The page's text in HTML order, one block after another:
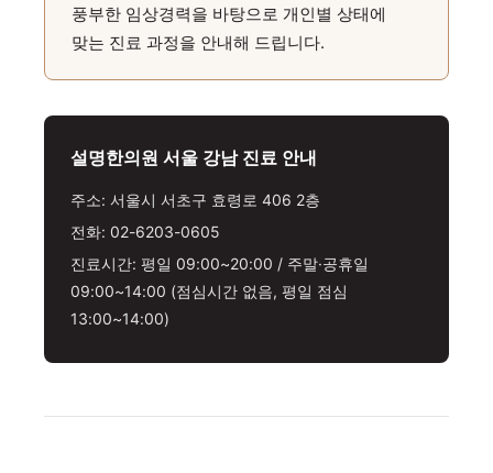
풍부한 임상경력을 바탕으로 개인별 상태에
맞는 진료 과정을 안내해 드립니다.
설명한의원 서울 강남 진료 안내
주소: 서울시 서초구 효령로 406 2층
전화: 02-6203-0605
진료시간: 평일 09:00~20:00 / 주말·공휴일
09:00~14:00 (점심시간 없음, 평일 점심
13:00~14:00)